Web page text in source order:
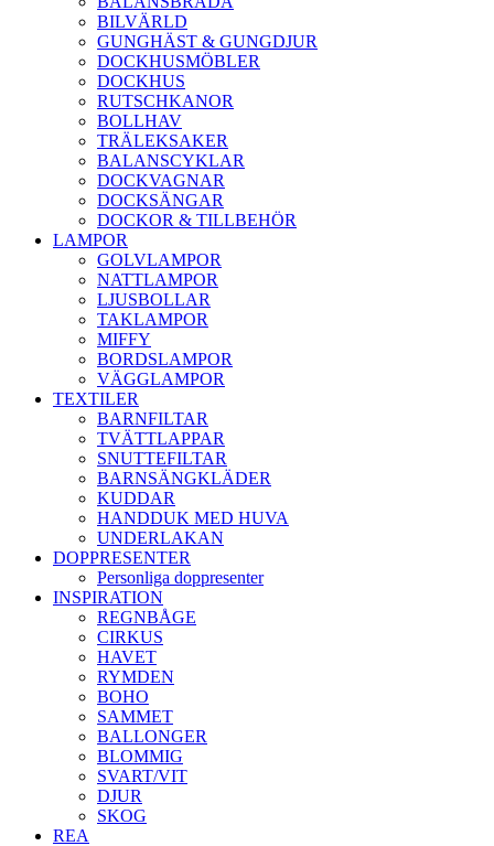
BILVÄRLD
GUNGHÄST & GUNGDJUR
DOCKHUSMÖBLER
DOCKHUS
RUTSCHKANOR
BOLLHAV
TRÄLEKSAKER
BALANSCYKLAR
DOCKVAGNAR
DOCKSÄNGAR
DOCKOR & TILLBEHÖR
LAMPOR
GOLVLAMPOR
NATTLAMPOR
LJUSBOLLAR
TAKLAMPOR
MIFFY
BORDSLAMPOR
VÄGGLAMPOR
TEXTILER
BARNFILTAR
TVÄTTLAPPAR
SNUTTEFILTAR
BARNSÄNGKLÄDER
KUDDAR
HANDDUK MED HUVA
UNDERLAKAN
DOPPRESENTER
Personliga doppresenter
INSPIRATION
REGNBÅGE
CIRKUS
HAVET
RYMDEN
BOHO
SAMMET
BALLONGER
BLOMMIG
SVART/VIT
DJUR
SKOG
REA